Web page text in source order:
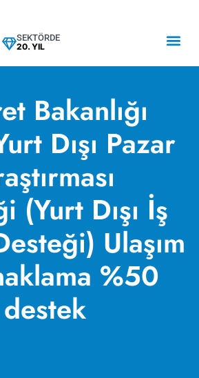
SEKTÖRDE
20. YIL
Bakanlığı
Dışı Pazar
(Yurt Dışı İş
Ulaşım
%50
destek